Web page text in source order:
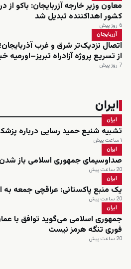
معاون وزیر خارجه آزربایجان: باکو
کشور اهداکننده تبدیل شد
6 روز پیش
آزربایجان
اتصال نزدیک‌تر شرق و غرب
از تسریع پروژه آزادراه تبریز–اورمیه
7 روز پیش
ایران
ایران
تشبیه شنیع حمید رسایی درباره
۱ ساعت پیش
ایران
صداوسیمای جمهوری اسلامی باز شدن
20 ساعت پیش
ایران
یک منبع پاکستانی: عراقچی جمعه به
20 ساعت پیش
ایران
جمهوری اسلامی می‌گوید توافق با
فوری تنگه هرمز نیست
20 ساعت پیش